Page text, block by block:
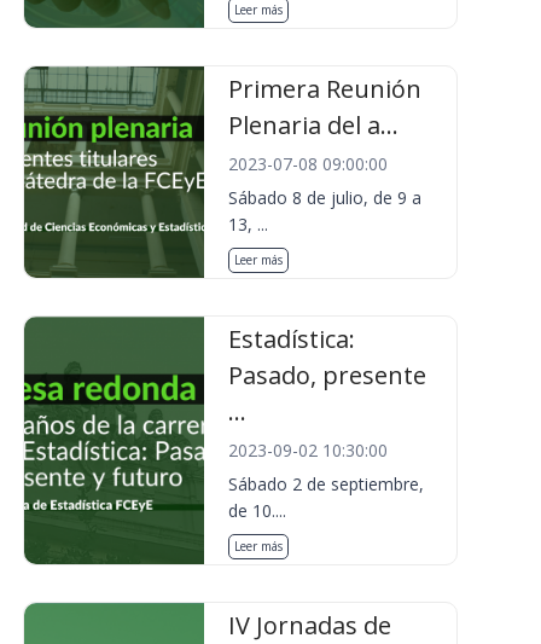
Leer más
Primera Reunión
Plenaria del a...
2023-07-08 09:00:00
Sábado 8 de julio, de 9 a
13, ...
Leer más
Estadística:
Pasado, presente
...
2023-09-02 10:30:00
Sábado 2 de septiembre,
de 10....
Leer más
IV Jornadas de